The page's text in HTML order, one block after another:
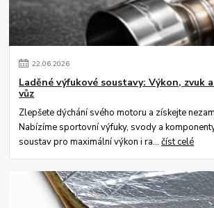
22.06.2026
Laděné výfukové soustavy: Výkon, zvuk
vůz
Zlepšete dýchání svého motoru a získejte
Nabízíme sportovní výfuky, svody a
soustav pro maximální výkon i ra...číst celé